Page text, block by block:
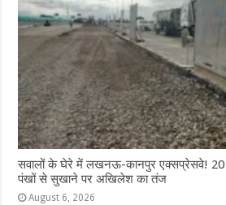
सवालों के घेरे में लखनऊ-कानपुर एक्सप्रेसवे! 20
पंखों से सुखाने पर अखिलेश का तंज
August 6, 2026